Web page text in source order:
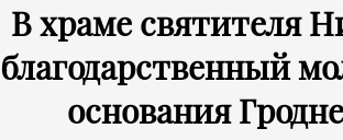
В храме святителя
благодарственный
основания